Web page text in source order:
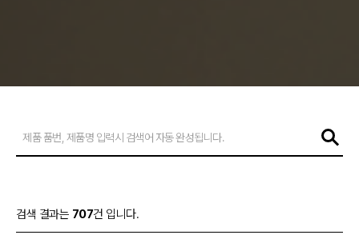
제품 품번, 제품명 입력시 검색어 자동 완성됩니다.
검색 결과는 707건 입니다.